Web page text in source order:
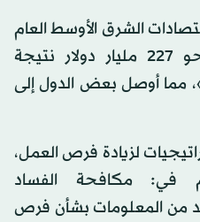
الشرق الأوسط العام
الماضي بخسائر قدرت بنحو 227 مليار دولار نتيجة
جائحة «كوفيد - 19»، مما أوصل بعض الدول إلى
العربي 3 استراتيجيات لزيادة فرص العمل،
في: مكافحة الفساد
من المعلومات بشأن فرص